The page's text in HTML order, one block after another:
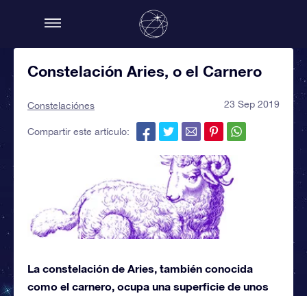
Constelación Aries, o el Carnero
Constelaciónes 23 Sep 2019
Compartir este artículo:
La constelación de Aries, también conocida
como el carnero, ocupa una superficie de unos